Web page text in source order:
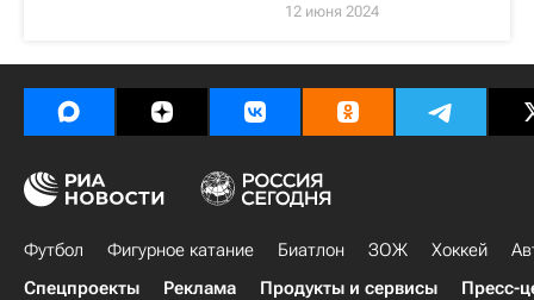
12 июня 2024
Футбол Фигурное катание Биатлон ЗОЖ Хоккей
Спецпроекты
Реклама Продукты и сервисы Пресс-